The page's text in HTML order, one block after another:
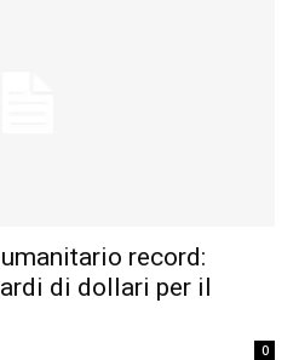
record:
di dollari per il
0